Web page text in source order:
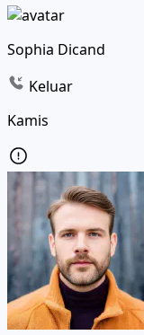
Sophia Dicand
Keluar
Kamis